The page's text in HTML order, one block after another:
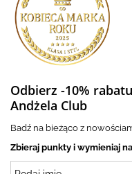
Odbierz -10%
Andżela Club
Badź na bieżąco z
Zbieraj punkty i wymieniaj